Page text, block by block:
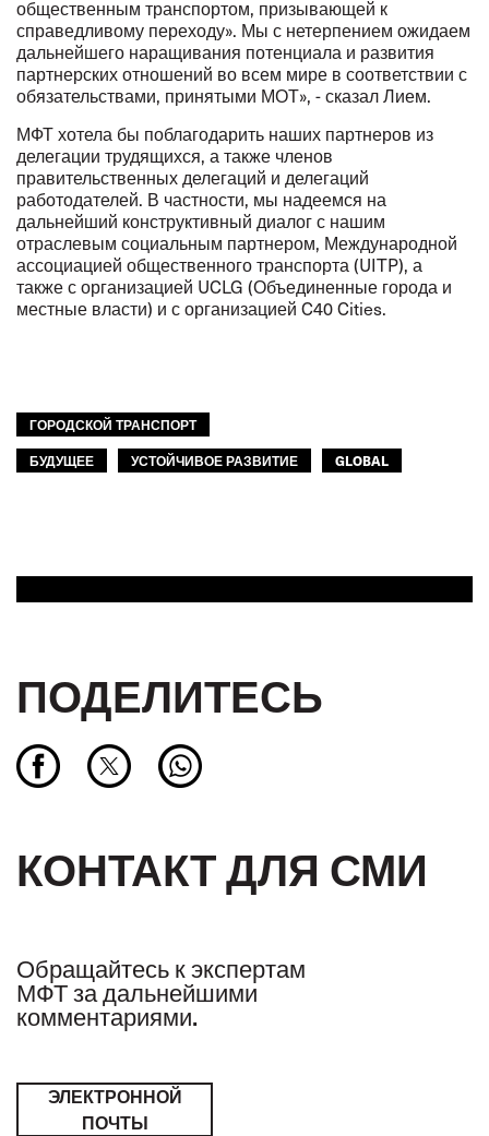
общественным транспортом, призывающей к
справедливому переходу». Мы с нетерпением ожидаем
дальнейшего наращивания потенциала и развития
партнерских отношений во всем мире в соответствии с
обязательствами, принятыми МОТ», - сказал Лием.
МФТ хотела бы поблагодарить наших партнеров из
делегации трудящихся, а также членов
правительственных делегаций и делегаций
работодателей. В частности, мы надеемся на
дальнейший конструктивный диалог с нашим
отраслевым социальным партнером, Международной
ассоциацией общественного транспорта (UITP), а
также с организацией UCLG (Объединенные города и
местные власти) и с организацией C40 Cities.
ГОРОДСКОЙ ТРАНСПОРТ
БУДУЩЕЕ
УСТОЙЧИВОЕ РАЗВИТИЕ GLOBAL
ПОДЕЛИТЕСЬ
КОНТАКТ ДЛЯ СМИ
Обращайтесь к экспертам
МФТ за дальнейшими
комментариями.
ЭЛЕКТРОННОЙ
ПОЧТЫ